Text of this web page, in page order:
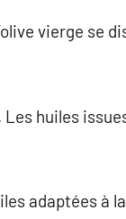
vierge se
huiles
adaptées à